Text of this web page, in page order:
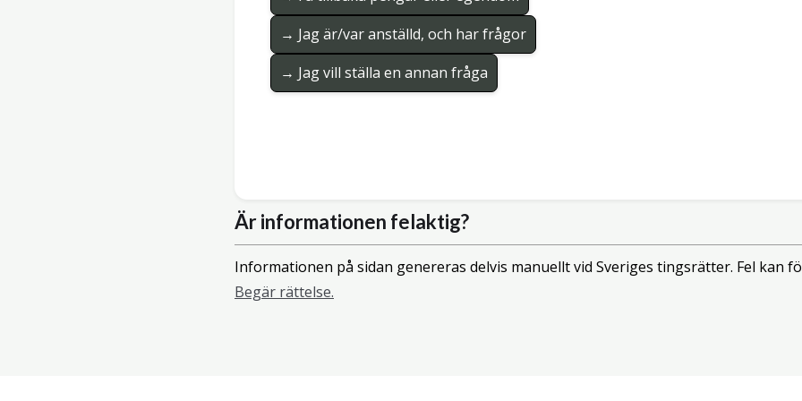
→ Jag är/var anställd, och har frågor
→ Jag vill ställa en annan fråga
Är informationen felaktig?
Informationen på sidan genereras delvis manuellt vid Sveriges tingsrätter. Fel kan
Begär rättelse.